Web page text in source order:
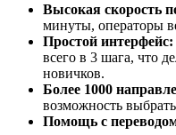
Высокая скорость
минуты, операторы
Простой интерфейс:
всего в 3 шага, что
новичков.
Более 1000
возможность
Помощь с